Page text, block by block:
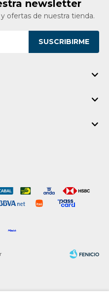
newsletter
ofertas de nuestra tienda.
SUSCRIBIRME